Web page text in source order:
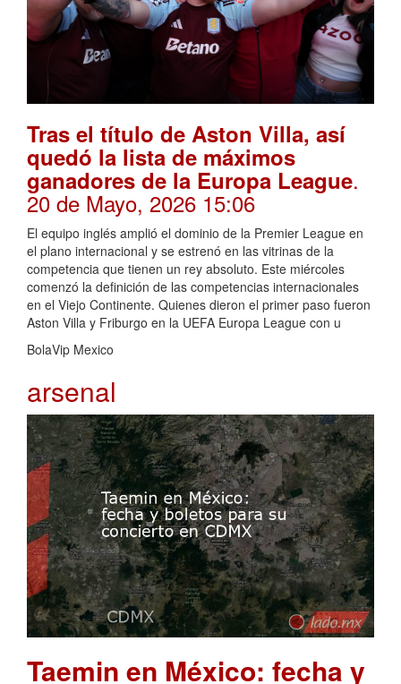
Tras el título de Aston Villa, así
quedó la lista de máximos
ganadores de la Europa League.
20 de Mayo, 2026 15:06
El equipo inglés amplió el dominio de la Premier League en
el plano internacional y se estrenó en las vitrinas de la
competencia que tienen un rey absoluto. Este miércoles
comenzó la definición de las competencias internacionales
en el Viejo Continente. Quienes dieron el primer paso fueron
Aston Villa y Friburgo en la UEFA Europa League con u
BolaVip Mexico
arsenal
Taemin en México: fecha y